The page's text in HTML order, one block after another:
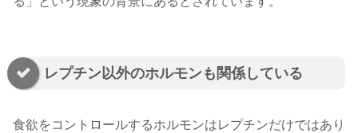
レプチン以外のホルモンも関係している
食欲をコントロールするホルモンはレプチンだけではあり